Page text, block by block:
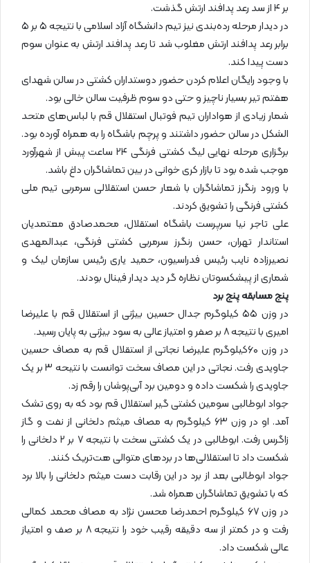
بر ۴ از سد رعد پدافند ارتش گذشت.
در دیدار مرحله رده‌بندی نیز تیم دانشگاه آزاد اسلامی با نتیجه ۵ بر ۵
برابر رعد پدافند ارتش مغلوب شد تا رعد پدافند ارتش به عنوان سوم
دست پیدا کند.
با وجود رایگان اعلام کردن حضور دوستداران کشتی در سالن شهدای
هفتم تیر بسیار ناچیز و حتی دو سوم ظرفیت سالن خالی بود.
شمار زیادی از هواداران تیم فوتبال استقلال قم با لباس‌های متحد
الشکل در سالن حضور داشتند و پرچم باشگاه را به همراه آورده بود.
برگزاری مرحله نهایی لیگ کشتی فرنگی ۲۴ ساعت پیش از شهرآورد
موجب شده بود تا بازار کری خوانی در بین تماشاگران داغ باشد.
با ورود رنگرز تماشاگران با شعار حسن استقلالی سرمربی تیم ملی
کشتی فرنگی را تشویق کردند.
علی تاجر نیا سرپرست باشگاه استقلال، محمدصادق معتمدیان
استاندار تهران، حسن رنگرز سرمربی کشتی فرنگی، عبدالمهدی
نصیرزاده نایب رئیس فدراسیون، حمید یاری رئیس سازمان لیک و
شماری از پیشکسوتان نظاره گر دید دیدار فینال بودند.
پنج مسابقه پنج برد
در وزن ۵۵ کیلوگرم جدال حسین بیژنی از استقلال قم با علیرضا
امیری با نتیجه ۸ بر صفر و امتیاز عالی به سود بیژنی به پایان رسید.
در وزن ۶۰کیلوگرم علیرضا نجاتی از استقلال قم به مصاف حسین
جاویدی رفت. نجاتی در این مصاف سخت توانست با نتیحه ۳ بر یک
جاویدی را شکست داده و دومین برد آبی‌پوشان را رقم زد.
جواد ابوطالبی سومین کشتی گیر استقلال قم بود که به روی تشک
آمد. او در وزن ۶۳ کیلوگرم به مصاف میثم دلخانی از نفت و گاز
زاگرس رفت. ابوطالبی در یک کشتی سخت با نتیجه ۷ بر ۲ دلخانی را
شکست داد تا استقلالی‌ها در بردهای متوالی هت‌تریک کنند.
جواد ابوطالبی بعد از برد در این رقابت دست میثم دلخانی را بالا برد
که با تشویق تماشاگران همراه شد.
در وزن ۶۷ کیلوگرم احمدرضا محسن نژاد به مصاف محمد کمالی
رفت و در کمتر از سه دقیقه رقیب خود را نتیجه ۸ بر صف و امتیاز
عالی شکست داد.